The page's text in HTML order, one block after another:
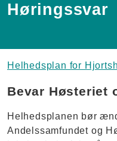
Høringssvar
Helhedsplan for
Bevar Høsteriet
Helhedsplanen bør
Andelssamfundet og